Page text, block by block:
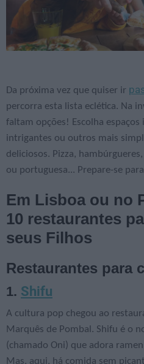
Da próxima vez que quiser ir
percorra esta lista eclética. Na
faltam opções! Escolha
intrigantes ou outros mais
deliciosos. Pizza,
ou portuguesa... Prepare-se
Em Lisboa ou no
10 restaurantes
seus Filhos
Restaurantes para
1. Shifu
A cultura pop chegou ao
Marquês de Pombal. Shifu é o
(chamado Oni) que adora
Mas, aqui, há comida sem